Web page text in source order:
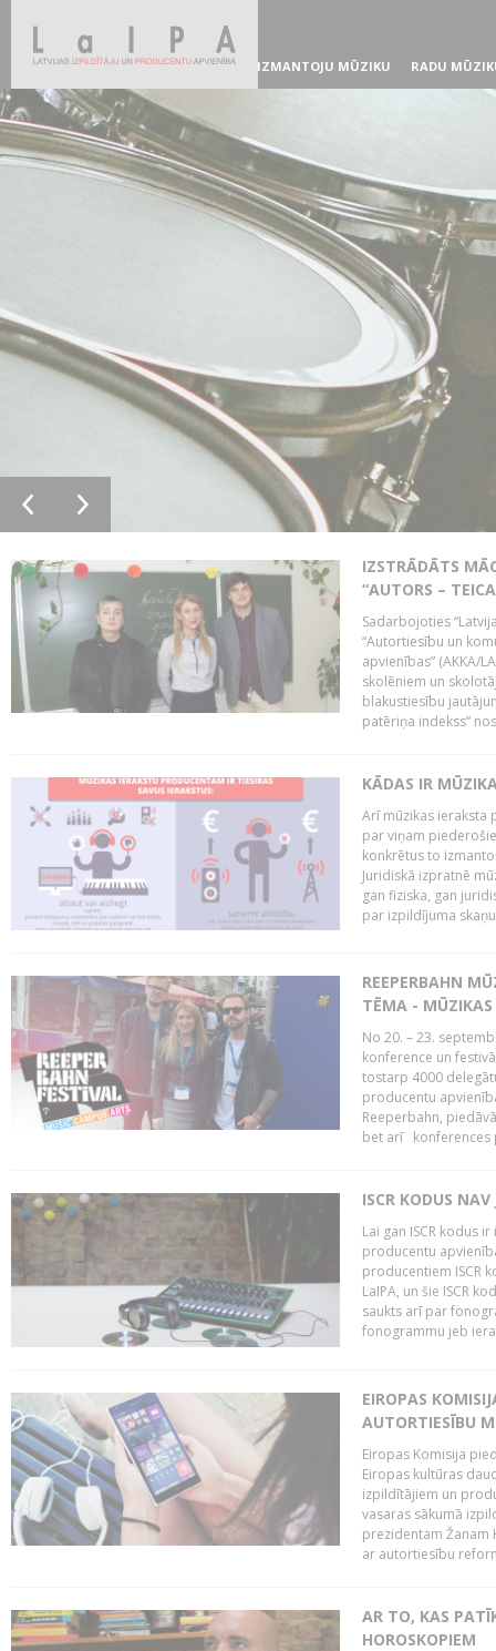
IZMANTOJU MŪZIKU RADU
IZSTRĀDĀTS
“AUTORS –
Sadarbojoties
“Autortiesību un
apvienības” (AKKA/
skolēniem un
blakustiesību
patēriņa indekss”
KĀDAS IR
Arī mūzikas ieraksta
par viņam
konkrētus to
Juridiskā izpratnē
gan fiziska, gan
par izpildījuma
REEPERBAHN
TĒMA -
No 20. – 23.
konference un
tostarp 4000
producentu
Reeperbahn,
bet arī konferences
ISCR KODUS
Lai gan ISCR kodus
producentu
producentiem ISCR
LaIPA, un šie ISCR
saukts arī par
fonogrammu jeb
EIROPAS
AUTORTIESĪBU
Eiropas Komisija
Eiropas kultūras
izpildītājiem un
vasaras sākumā
prezidentam Žanam
ar autortiesību
AR TO, KAS
HOROSKOPIEM